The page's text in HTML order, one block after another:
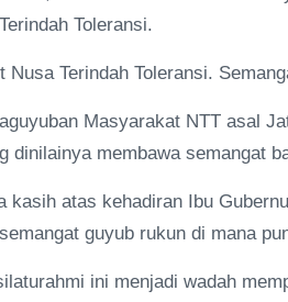
Toleransi.
Nusa Terindah Toleransi.
Masyarakat NTT asal
dinilainya membawa semangat
kasih atas kehadiran Ibu
guyub rukun di mana
ini menjadi wadah